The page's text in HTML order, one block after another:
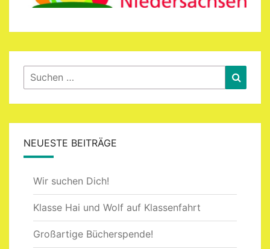
Suchen
nach:
NEUESTE BEITRÄGE
Wir suchen Dich!
Klasse Hai und Wolf auf Klassenfahrt
Großartige Bücherspende!